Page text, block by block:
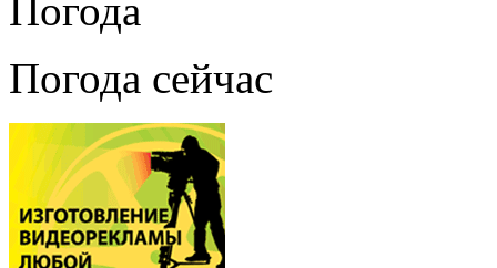
Погода
Погода сейчас